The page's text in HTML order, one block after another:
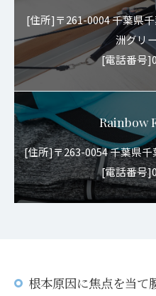
[住所]〒261-0004 千葉県
洲グリ
[電話番号
Rainbow
[住所]〒263-0054 千葉県
[電話番号
根本原因に焦点を当て